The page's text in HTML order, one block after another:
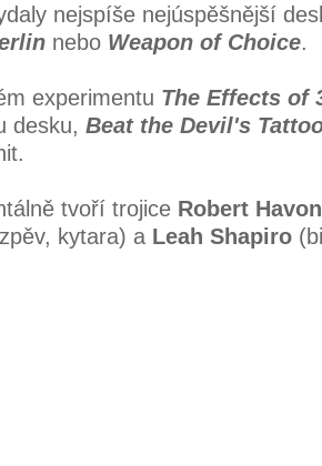
nejspíše nejúspěšnější
nebo Weapon of Choice.
experimentu The Effects of
desku, Beat the Devil's
tvoří trojice Robert
kytara) a Leah Shapiro